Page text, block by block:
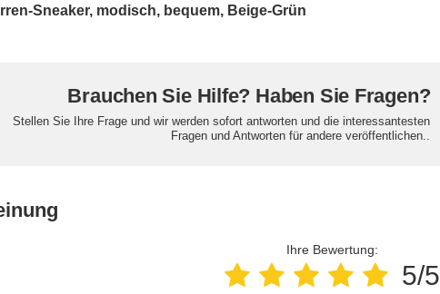
Sneaker, modisch, bequem, Beige-Grün
Brauchen Sie Hilfe? Haben Sie Fragen?
Stellen Sie Ihre Frage und wir werden sofort antworten und die interessantesten
Fragen und Antworten für andere veröffentlichen..
Ihre Bewertung:
5/5